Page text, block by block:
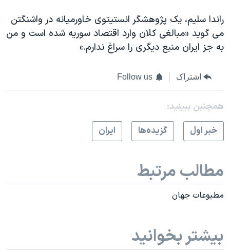
راندا سليم، يک پژوهشگر انستيتوی خاورميانه در واشنگتن
می گويد «مبالغی کلان وارد اقتصاد سوريه شده است و من
به جز ايران منبع ديگری را سراغ ندارم.»
اشتراک Follow us
همچنبن ببینید:
خبر اول
گزيده‌ها ايران
مطالب مرتبط
مطبوعات جهان
بیشتر بخوانید